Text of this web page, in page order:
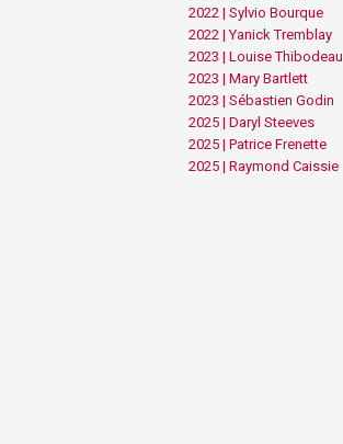
2022 | Sylvio Bourque
2022 | Yanick Tremblay
2023 | Louise Thibodeau
2023 | Mary Bartlett
2023 | Sébastien Godin
2025 | Daryl Steeves
2025 | Patrice Frenette
2025 | Raymond Caissie